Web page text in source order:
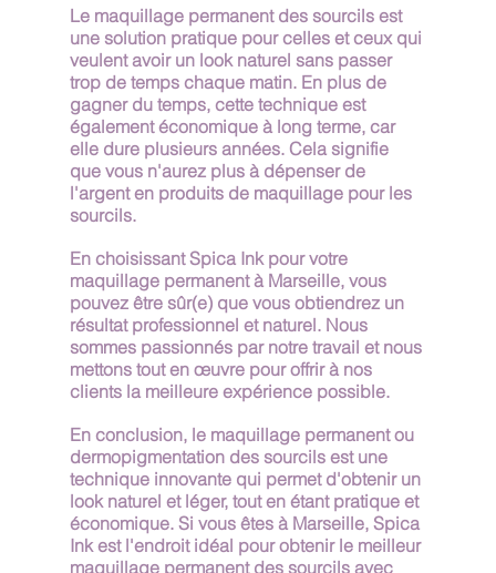
Le maquillage permanent des sourcils est
une solution pratique pour celles et ceux qui
veulent avoir un look naturel sans passer
trop de temps chaque matin. En plus de
gagner du temps, cette technique est
également économique à long terme, car
elle dure plusieurs années. Cela signifie
que vous n'aurez plus à dépenser de
l'argent en produits de maquillage pour les
sourcils.
En choisissant Spica Ink pour votre
maquillage permanent à Marseille, vous
pouvez être sûr(e) que vous obtiendrez un
résultat professionnel et naturel. Nous
sommes passionnés par notre travail et nous
mettons tout en œuvre pour offrir à nos
clients la meilleure expérience possible.
En conclusion, le maquillage permanent ou
dermopigmentation des sourcils est une
technique innovante qui permet d'obtenir un
look naturel et léger, tout en étant pratique et
économique. Si vous êtes à Marseille, Spica
Ink est l'endroit idéal pour obtenir le meilleur
maquillage permanent des sourcils avec